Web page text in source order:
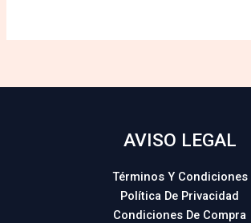
AVISO LEGAL
Términos Y Condiciones
Política De Privacidad
Condiciones De Compra